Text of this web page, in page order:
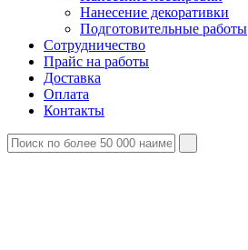
Нанесение декоративки
Подготовительные работы
Сотрудничество
Прайс на работы
Доставка
Оплата
Контакты